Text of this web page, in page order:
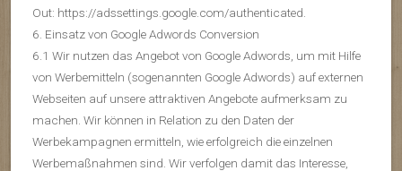
Out: https://adssettings.google.com/authenticated.
6. Einsatz von Google Adwords Conversion
6.1 Wir nutzen das Angebot von Google Adwords, um mit Hilfe
von Werbemitteln (sogenannten Google Adwords) auf externen
Webseiten auf unsere attraktiven Angebote aufmerksam zu
machen. Wir können in Relation zu den Daten der
Werbekampagnen ermitteln, wie erfolgreich die einzelnen
Werbemaßnahmen sind. Wir verfolgen damit das Interesse,